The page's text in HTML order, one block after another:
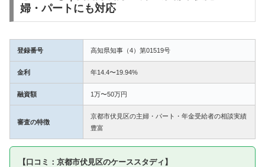
婦・パートにも対応
登録番号 高知県知事（4）第01519号
金利 年14.4〜19.94%
融資額 1万〜50万円
審査の特徴
京都市伏見区の主婦・パート・年金受給者の相談実績
豊富
【口コミ：京都市伏見区のケーススタディ】